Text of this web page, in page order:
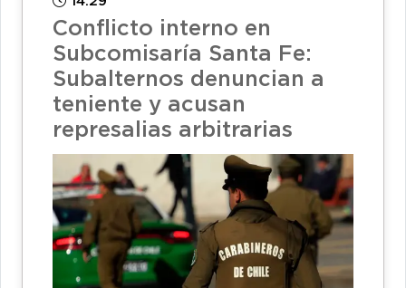
Conflicto interno en
Subcomisaría Santa Fe:
Subalternos denuncian a
teniente y acusan
represalias arbitrarias